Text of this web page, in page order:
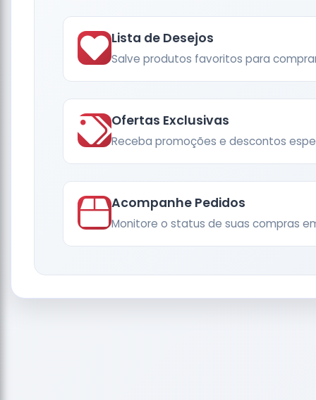
Lista de Desejos
Salve produtos favoritos para
Ofertas Exclusivas
Receba promoções e descontos
Acompanhe Pedidos
Monitore o status de suas compras